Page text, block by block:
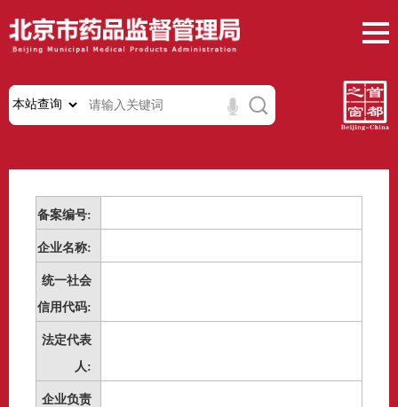
备案编号:
企业名称:
统一社会
信用代码:
法定代表
人:
企业负责